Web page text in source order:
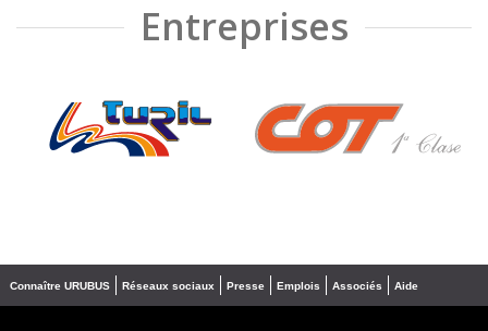
Entreprises
❮ ❯
Connaître URUBUS Réseaux sociaux Presse Emplois Associés Aide